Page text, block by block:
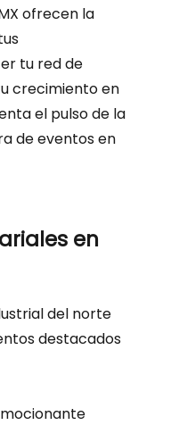
ofrecen la
tu red de
crecimiento en
el pulso de la
de eventos en
en
del norte
destacados